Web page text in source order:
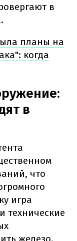
в
планы на
когда
в
что
игра
технические
железо.